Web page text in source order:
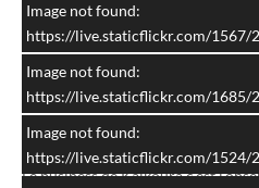
Image not found:
https://live.staticflickr.com/1567/
Image not found:
https://live.staticflickr.com/1685/
Image not found:
https://live.staticflickr.com/1524/
New Zealand #29 – Kaikoura
Le business de Kaikoura c'est